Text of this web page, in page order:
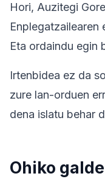
Hori, Auzitegi
Enplegatzailearen
Eta ordaindu egin
Irtenbidea ez da
zure lan-orduen
dena islatu behar
Ohiko